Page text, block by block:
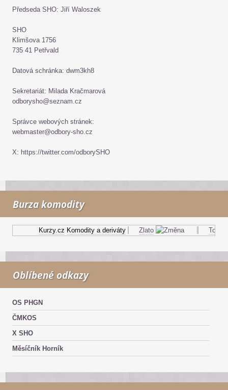
Předseda SHO: Jiří Waloszek
SHO
Klimšova 1756
735 41 Petřvald
Datová schránka: dwm3kh8
Sekretariát: Milada Kračmarová
odborysho@seznam.cz
Správce webových stránek:
webmaster@odbory-sho.cz
X: https://twitter.com/odborySHO
Burza komodity
Kurzy.cz Komodity a deriváty Zlato Topný
Oblíbené odkazy
OS PHGN
ČMKOS
X SHO
Měsíčník Horník